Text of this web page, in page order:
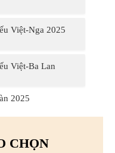
Việt-Nga 2025
Việt-Ba Lan
2025
CHỌN